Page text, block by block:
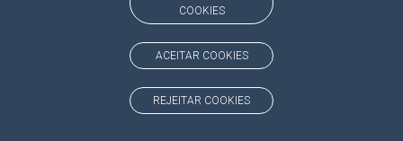
COOKIES
ACEITAR COOKIES
REJEITAR COOKIES
TC/00007554/2015/001 RECURSO 2015
CONS. JERSON DOMINGOS
TC/8458/2015